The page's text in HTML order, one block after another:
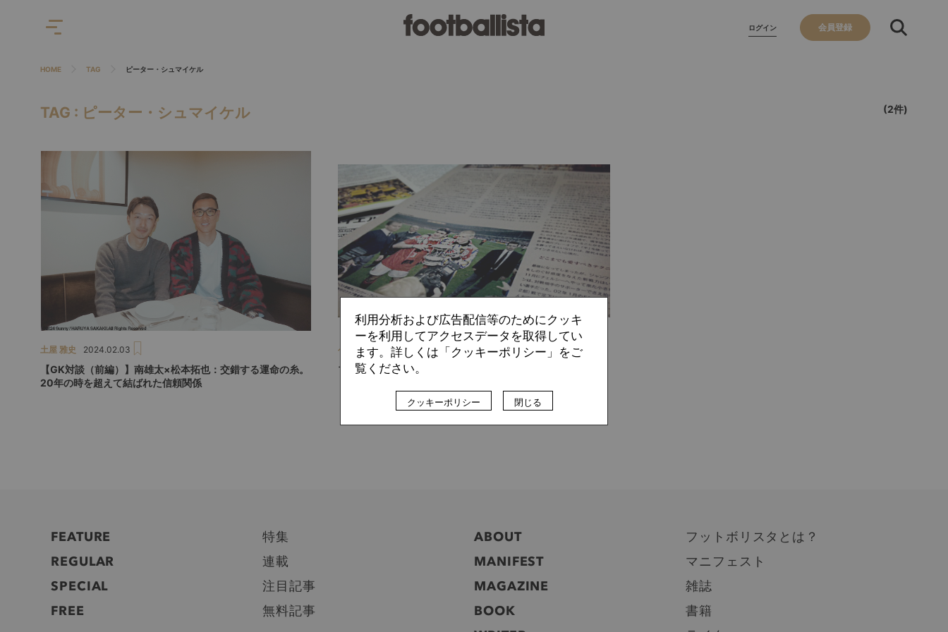
ログイン 会員登録
HOME TAG ピーター・シュマイケル
TAG : ピーター・シュマイケル (2件)
土屋 雅史 2024.02.03
【GK対談（前編）】南雄太×松本拓也：交錯する運命の糸。
20年の時を超えて結ばれた信頼関係
ヘンリー ウィンター 2014.02.05
プレミアに火をつけた「新戦力」トップ5！
FEATURE
特集
REGULAR
連載
SPECIAL
注目記事
FREE
無料記事
ABOUT
フットボリスタとは？
MANIFEST
マニフェスト
MAGAZINE
雑誌
BOOK
書籍
利用分析および広告配信等のためにクッキ
ーを利用してアクセスデータを取得してい
ます。詳しくは「クッキーポリシー」をご
覧ください。
クッキーポリシー 閉じる